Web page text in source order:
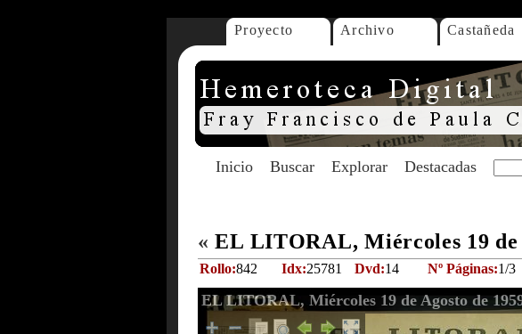
Proyecto Archivo Castañeda
Inicio Buscar Explorar Destacadas
« EL LITORAL, Miércoles 19 de
Rollo:842 Idx:25781 Dvd:14 Nº Páginas:1/3
EL LITORAL, Miércoles 19 de Agosto de